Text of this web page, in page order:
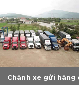
Chành xe gửi hàng